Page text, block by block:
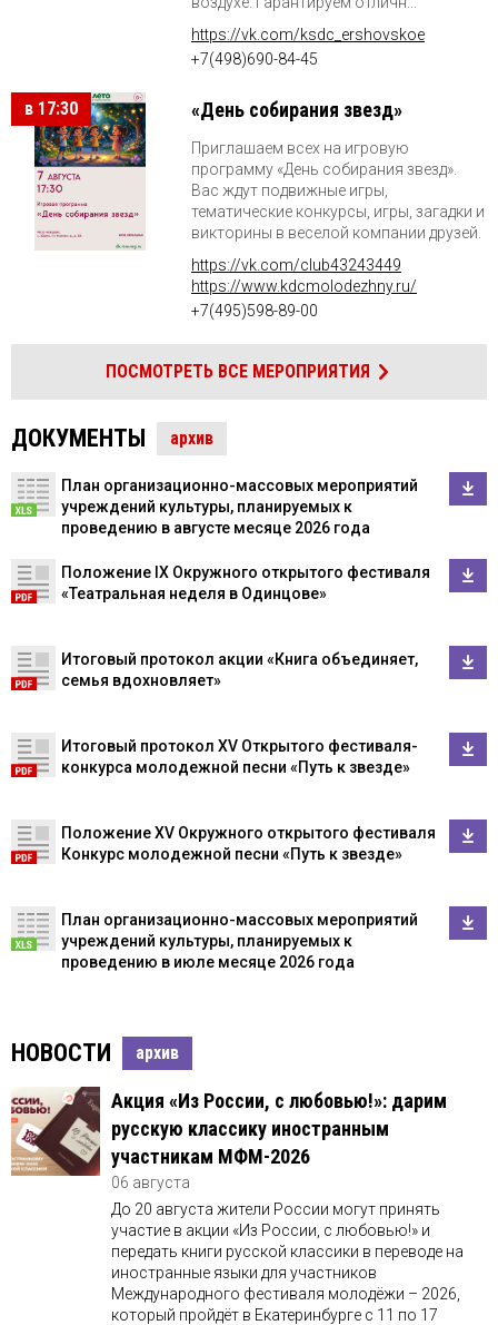
https://vk.com/ksdc_ershovskoe
+7(498)690-84-45
в 17:30 «День собирания звезд»
Приглашаем всех на игровую
программу «День собирания звезд».
Вас ждут подвижные игры,
тематические конкурсы, игры, загадки и
викторины в веселой компании друзей.
https://vk.com/club43243449
https://www.kdcmolodezhny.ru/
+7(495)598-89-00
ПОСМОТРЕТЬ ВСЕ МЕРОПРИЯТИЯ
ДОКУМЕНТЫ архив
План организационно-массовых мероприятий
учреждений культуры, планируемых к
проведению в августе месяце 2026 года
Положение IX Окружного открытого фестиваля
«Театральная неделя в Одинцове»
Итоговый протокол акции «Книга объединяет,
семья вдохновляет»
Итоговый протокол XV Открытого фестиваля-
конкурса молодежной песни «Путь к звезде»
Положение XV Окружного открытого фестиваля
Конкурс молодежной песни «Путь к звезде»
План организационно-массовых мероприятий
учреждений культуры, планируемых к
проведению в июле месяце 2026 года
НОВОСТИ архив
Акция «Из России, с любовью!»: дарим
русскую классику иностранным
участникам МФМ-2026
06 августа
До 20 августа жители России могут принять
участие в акции «Из России, с любовью!» и
передать книги русской классики в переводе на
иностранные языки для участников
Международного фестиваля молодёжи – 2026,
который пройдёт в Екатеринбурге с 11 по 17